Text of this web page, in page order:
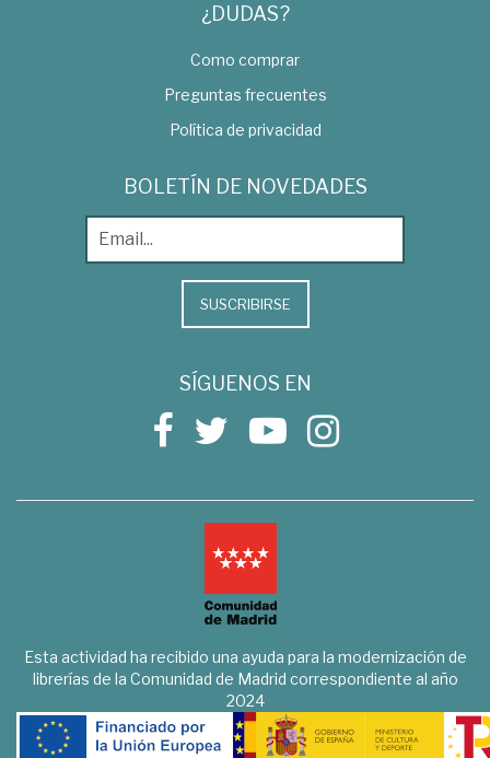
¿DUDAS?
Como comprar
Preguntas frecuentes
Política de privacidad
BOLETÍN DE NOVEDADES
SUSCRIBIRSE
SÍGUENOS EN
Esta actividad ha recibido una ayuda para la modernización de
librerías de la Comunidad de Madrid correspondiente al año
2024